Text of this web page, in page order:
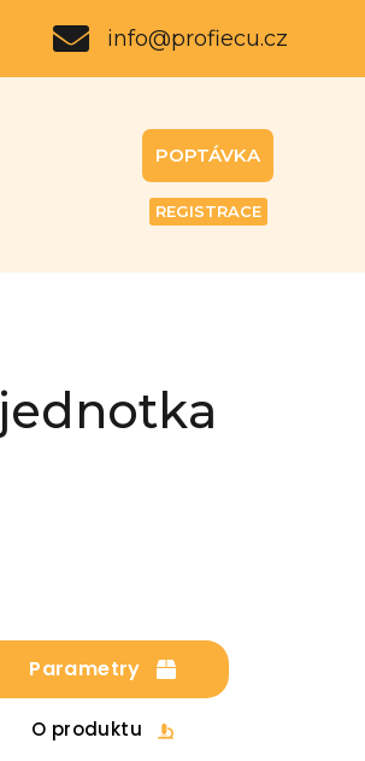
info@profiecu.cz
POPTÁVKA
REGISTRACE
Parametry
O produktu